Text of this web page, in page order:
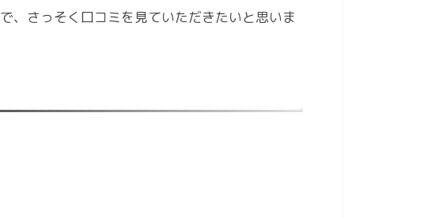
、さっそく口コミを見ていただきたいと思いま